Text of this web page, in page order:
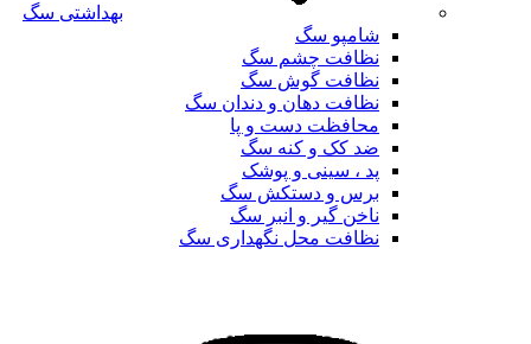
بهداشتی سگ
شامپو سگ
نظافت چشم سگ
نظافت گوش سگ
نظافت دهان و دندان سگ
محافظت دست و پا
ضد کک و کنه سگ
پد ، سینی و پوشک
برس و دستکش سگ
ناخن گیر و انبر سگ
نظافت محل نگهداری سگ